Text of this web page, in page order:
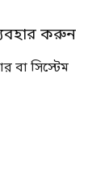
করুন
বা সিস্টেম